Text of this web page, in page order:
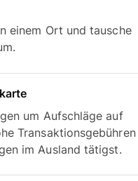
einem Ort und tausche
um Aufschläge auf
Transaktionsgebühren
im Ausland tätigst.